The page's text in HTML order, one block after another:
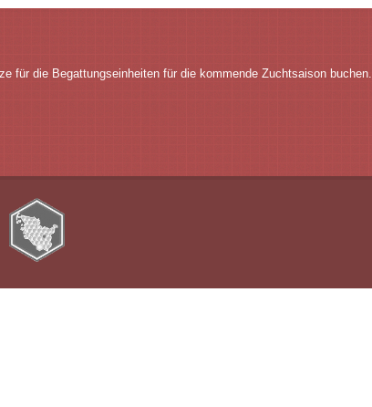
für die Begattungseinheiten für die kommende Zuchtsaison buchen.